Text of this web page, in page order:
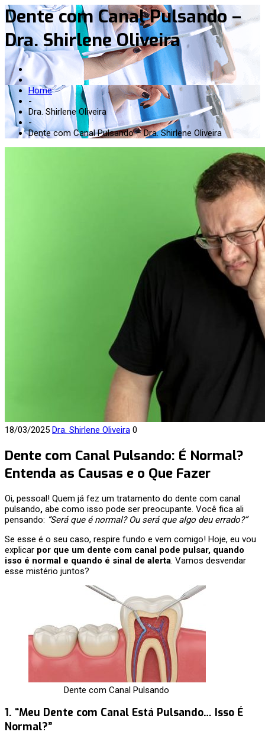
Dente com Canal Pulsando –
Dra. Shirlene Oliveira
Home
-
Dra. Shirlene Oliveira
-
Dente com Canal Pulsando – Dra. Shirlene Oliveira
18/03/2025 Dra. Shirlene Oliveira 0
Dente com Canal Pulsando: É Normal?
Entenda as Causas e o Que Fazer
Oi, pessoal! Quem já fez um tratamento do dente com canal
pulsando, abe como isso pode ser preocupante. Você fica ali
pensando: “Será que é normal? Ou será que algo deu errado?”
Se esse é o seu caso, respire fundo e vem comigo! Hoje, eu vou
explicar por que um dente com canal pode pulsar, quando
isso é normal e quando é sinal de alerta . Vamos desvendar
esse mistério juntos?
Dente com Canal Pulsando
1. “Meu Dente com Canal Está Pulsando… Isso É
Normal?”